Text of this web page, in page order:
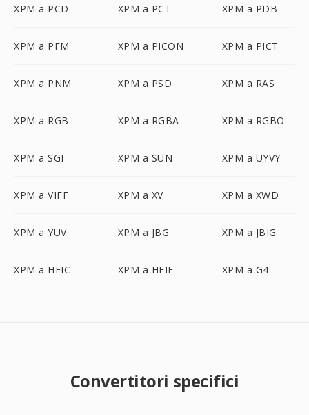
XPM a PCD XPM a PCT XPM a PDB
XPM a PFM XPM a PICON XPM a PICT
XPM a PNM XPM a PSD XPM a RAS
XPM a RGB XPM a RGBA XPM a RGBO
XPM a SGI XPM a SUN XPM a UYVY
XPM a VIFF XPM a XV XPM a XWD
XPM a YUV XPM a JBG XPM a JBIG
XPM a HEIC XPM a HEIF XPM a G4
Convertitori specifici